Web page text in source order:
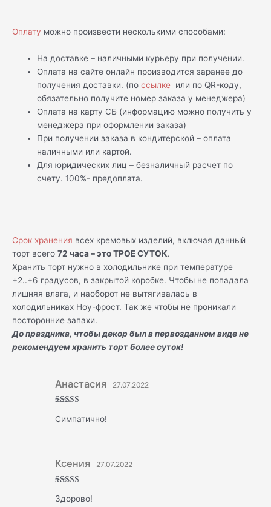
Оплату можно произвести несколькими способами:
На доставке – наличными курьеру при получении.
Оплата на сайте онлайн производится заранее до
получения доставки. (поссылке или по QR-коду,
обязательно получите номер заказа у менеджера)
Оплата на карту СБ (информацию можно получить у
менеджера при оформлении заказа)
При получении заказа в кондитерской – оплата
наличными или картой.
Для юридических лиц – безналичный расчет по
счету. 100%- предоплата.
Срок хранения всех кремовых изделий, включая данный
торт всего 72 часа – это ТРОЕ СУТОК.
Хранить торт нужно в холодильнике при температуре
+2..+6 градусов, в закрытой коробке. Чтобы не попадала
лишняя влага, и наоборот не вытягивалась в
холодильниках Ноу-фрост. Так же чтобы не проникали
посторонние запахи.
До праздника, чтобы декор был в первозданном виде не
рекомендуем хранить торт более суток!
из 5
Анастасия 27.07.2022
Симпатично!
из 5
Ксения 27.07.2022
Здорово!